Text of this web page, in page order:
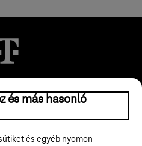
és más hasonló
és egyéb nyomon